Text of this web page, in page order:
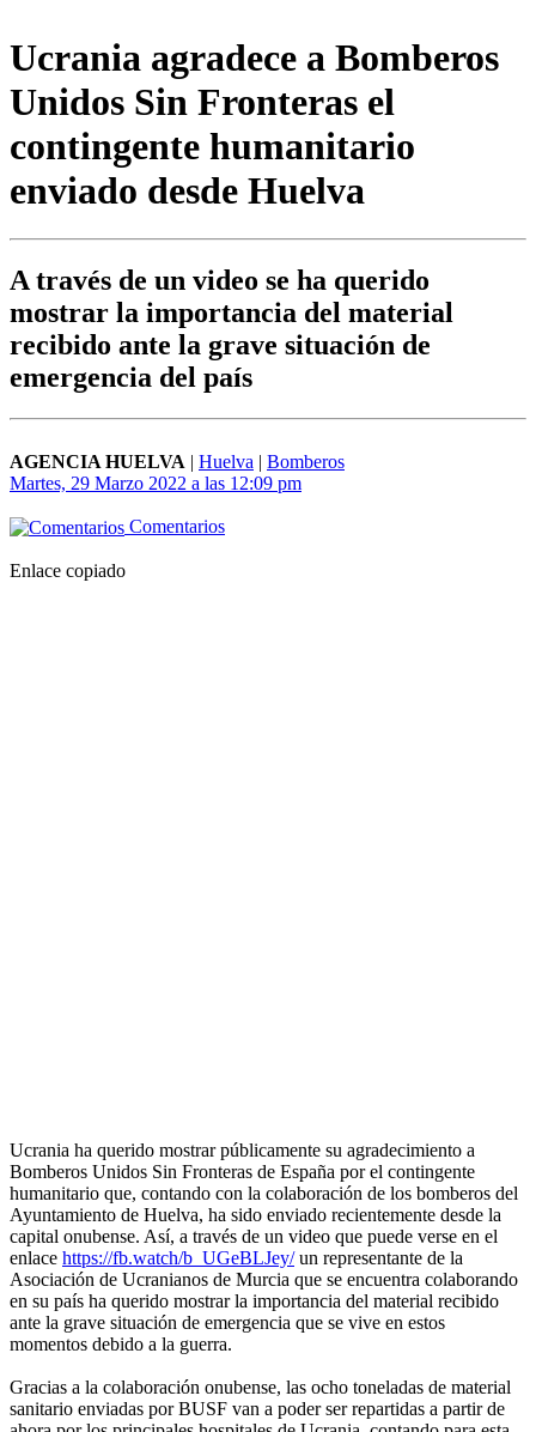
Ucrania agradece a Bomberos
Unidos Sin Fronteras el
contingente humanitario
enviado desde Huelva
A través de un video se ha querido
mostrar la importancia del material
recibido ante la grave situación de
emergencia del país
AGENCIA HUELVA | Huelva | Bomberos
Martes, 29 Marzo 2022 a las 12:09 pm
Comentarios
Enlace copiado
Ucrania ha querido mostrar públicamente su agradecimiento a
Bomberos Unidos Sin Fronteras de España por el contingente
humanitario que, contando con la colaboración de los bomberos del
Ayuntamiento de Huelva, ha sido enviado recientemente desde la
capital onubense. Así, a través de un video que puede verse en el
enlace https://fb.watch/b_UGeBLJey/un representante de la
Asociación de Ucranianos de Murcia que se encuentra colaborando
en su país ha querido mostrar la importancia del material recibido
ante la grave situación de emergencia que se vive en estos
momentos debido a la guerra.
Gracias a la colaboración onubense, las ocho toneladas de material
sanitario enviadas por BUSF van a poder ser repartidas a partir de